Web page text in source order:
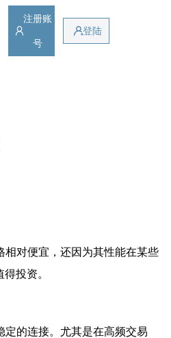
注册账
号
登陆
相对便宜，还因为其性能在某些
投资。
的连接。尤其是在高频交易